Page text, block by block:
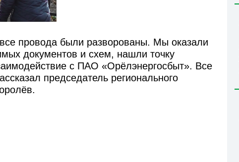
провода были разворованы. Мы оказали
документов и схем, нашли точку
с ПАО «Орёлэнергосбыт». Все
председатель регионального